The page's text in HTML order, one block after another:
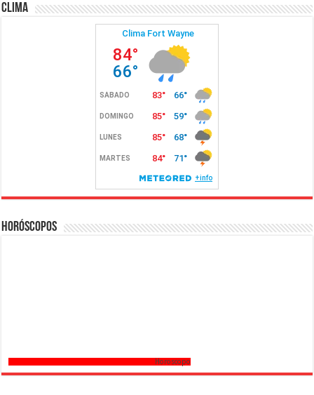
Clima
Horóscopos
Horoscopo